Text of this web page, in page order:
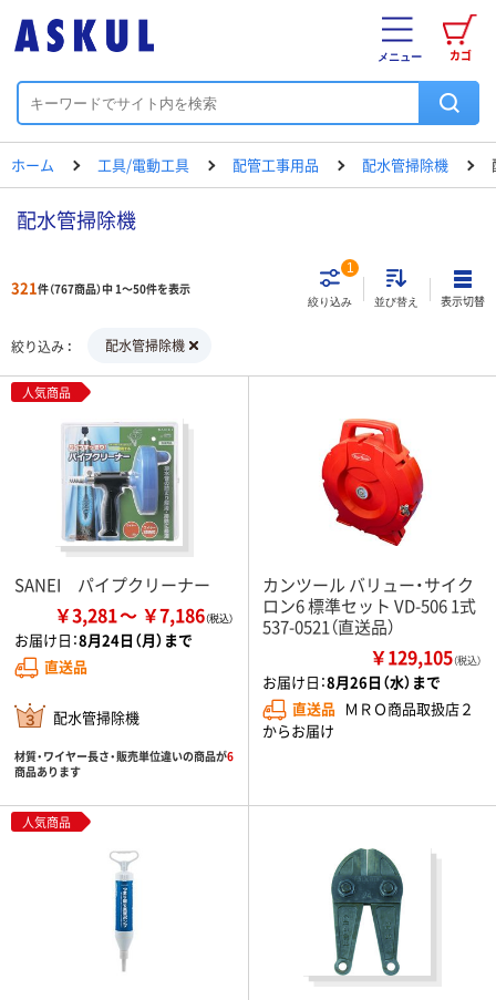
カゴ
メニュー
ホーム 工具/電動工具 配管工事用品 配水管掃除機
配水管掃除機
321件（767商品）中 1～50件を表示
絞り込み
1
並び替え 表示切替
絞り込み 配水管掃除機
人気商品
SANEI パイプクリーナー
￥3,281 ￥7,186
お届け日：8月24日（月）まで
直送品
配水管掃除機
材質・ワイヤー長さ・販売単位違いの商品が6
商品あります
カンツール バリュー・サイク
ロン6 標準セット VD-506 1式
537-0521（直送品）
￥129,105（税込）
お届け日：8月26日（水）まで
直送品 ＭＲＯ商品取扱店２
からお届け
人気商品